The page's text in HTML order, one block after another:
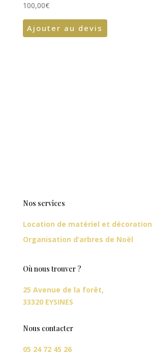
100,00€
Ajouter au devis
Nos services
Location de matériel et décoration
Organisation d’arbres de Noël
Où nous trouver ?
25 Avenue de la forêt,
33320 EYSINES
Nous contacter
05 24 72 45 26